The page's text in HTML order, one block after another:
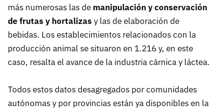
más numerosas las de manipulación y conservación
de frutas y hortalizas y las de elaboración de
bebidas. Los establecimientos relacionados con la
producción animal se situaron en 1.216 y, en este
caso, resalta el avance de la industria cárnica y láctea.
Todos estos datos desagregados por comunidades
autónomas y por provincias están ya disponibles en la